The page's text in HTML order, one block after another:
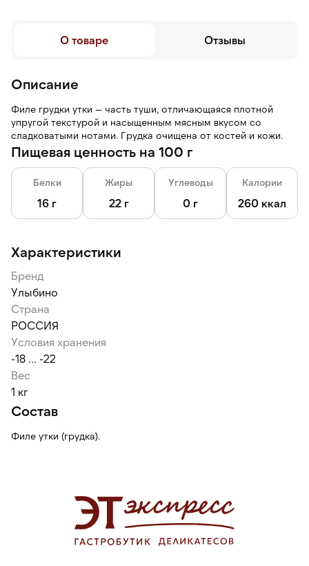
О товаре Отзывы
Описание
Филе грудки утки — часть туши, отличающаяся плотной
упругой текстурой и насыщенным мясным вкусом со
сладковатыми нотами. Грудка очищена от костей и кожи.
Пищевая ценность на 100 г
Белки
16 г
Жиры
22 г
Углеводы
0 г
Калории
260 ккал
Характеристики
Бренд
Улыбино
Страна
РОССИЯ
Условия хранения
-18 ... -22
Вес
1 кг
Состав
Филе утки (грудка).